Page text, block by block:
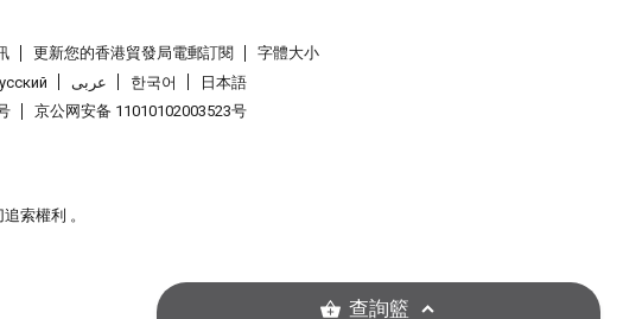
更新您的香港貿發局電郵訂閱
字體大小
عربى 한국어
日本語
京公网安备 11010102003523号
索權利 。
查詢籃